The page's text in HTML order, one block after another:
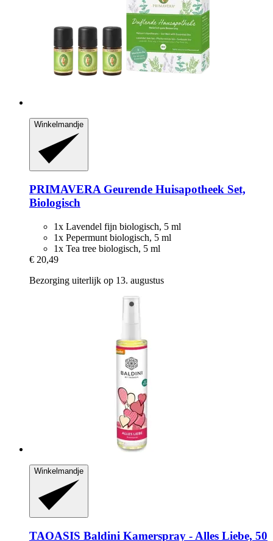
Winkelmandje
PRIMAVERA Geurende Huisapotheek Set,
Biologisch
1x Lavendel fijn biologisch, 5 ml
1x Pepermunt biologisch, 5 ml
1x Tea tree biologisch, 5 ml
€ 20,49
Bezorging uiterlijk op 13. augustus
Winkelmandje
TAOASIS Baldini Kamerspray -​ Alles Liebe, 50